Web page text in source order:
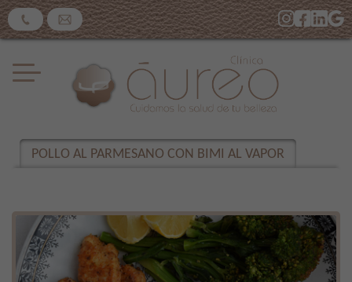
POLLO AL PARMESANO CON BIMI AL VAPOR